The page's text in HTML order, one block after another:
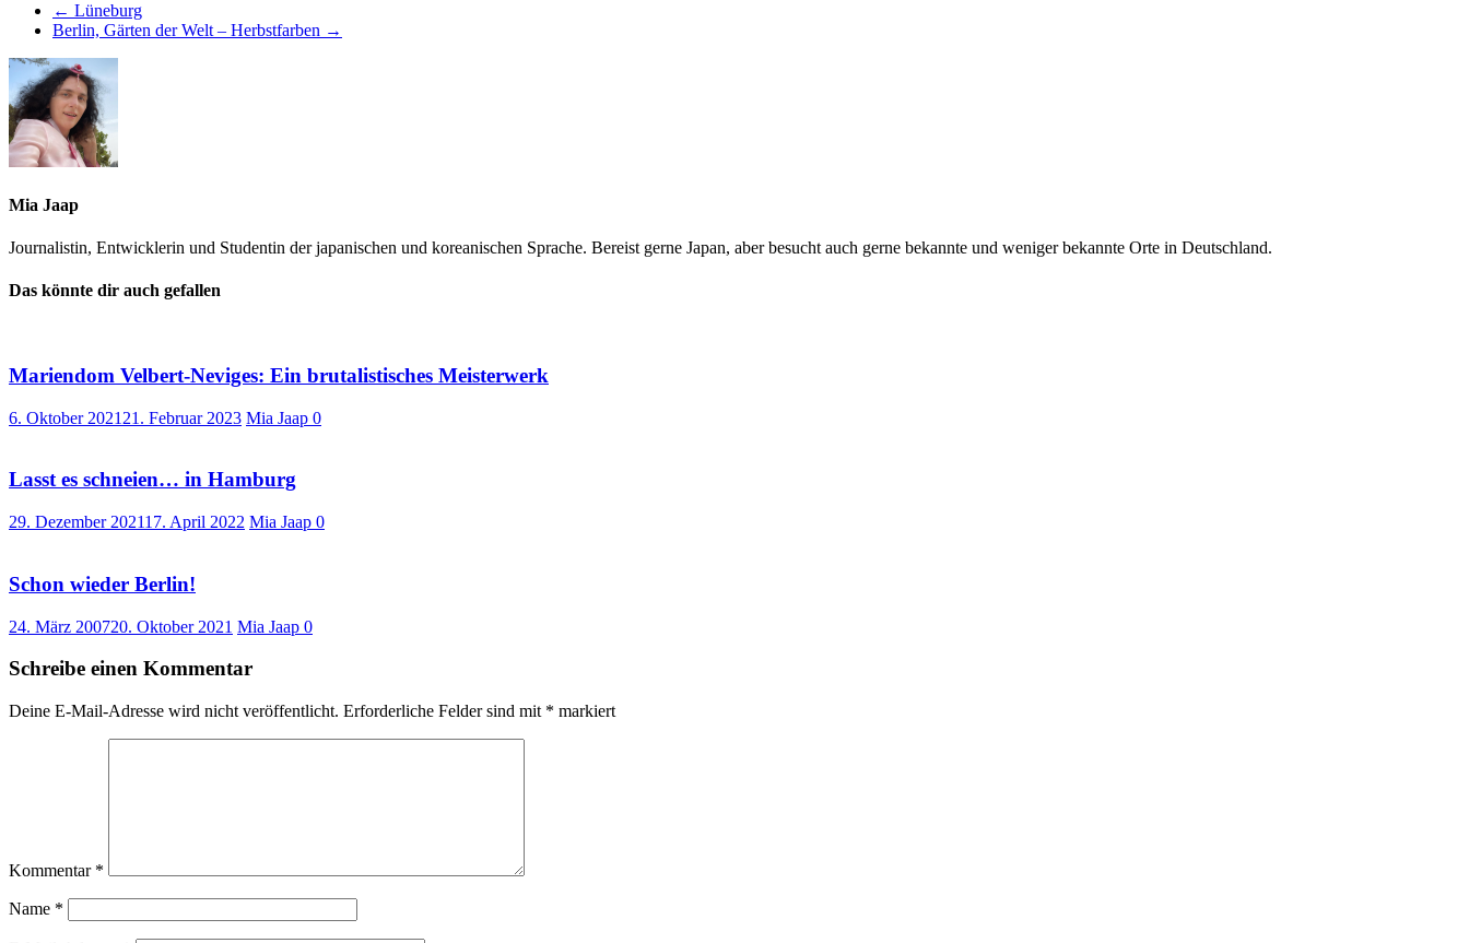
← Lüneburg
Berlin, Gärten der Welt – Herbstfarben →
Mia Jaap
Journalistin, Entwicklerin und Studentin der japanischen und koreanischen Sprache. Bereist gerne Japan, aber besucht auch gerne bekannte und weniger bekannte Orte in Deutschland.
Das könnte dir auch gefallen
Mariendom Velbert-Neviges: Ein brutalistisches Meisterwerk
6. Oktober 2021 21. Februar 2023 Mia Jaap 0
Lasst es schneien… in Hamburg
29. Dezember 202117. April 2022 Mia Jaap 0
Schon wieder Berlin!
24. März 200720. Oktober 2021 Mia Jaap 0
Schreibe einen Kommentar
Deine E-Mail-Adresse wird nicht veröffentlicht. Erforderliche Felder sind mit * markiert
Kommentar *
Name *